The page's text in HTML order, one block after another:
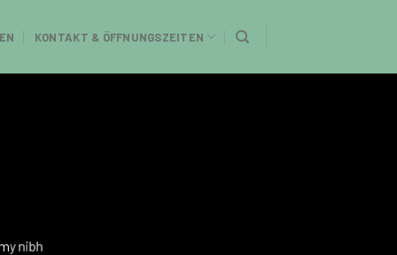
KONTAKT & ÖFFNUNGSZEITEN
nibh